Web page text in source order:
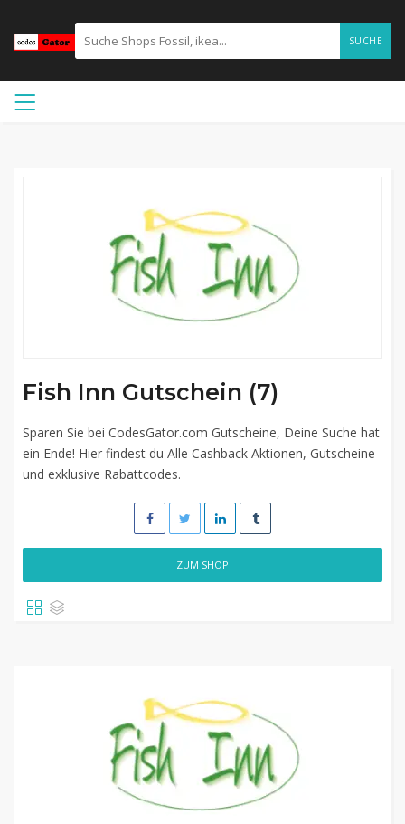
SUCHE
Fish Inn Gutschein (7)
Sparen Sie bei CodesGator.com Gutscheine, Deine Suche hat
ein Ende! Hier findest du Alle Cashback Aktionen, Gutscheine
und exklusive Rabattcodes.
ZUM SHOP